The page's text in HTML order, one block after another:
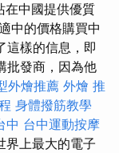
在中國提供優質
中的價格購買中
這樣的信息，即
批發商，因為他
外燴推薦 外燴 推
身體撥筋教學
中 台中運動按摩
界上最大的電子